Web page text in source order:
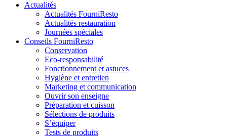
Actualités
Actualités FourniResto
Actualités restauration
Journées spéciales
Conseils FourniResto
Conservation
Eco-responsabilité
Fonctionnement et astuces
Hygiène et entretien
Marketing et communication
Ouvrir son enseigne
Préparation et cuisson
Sélections de produits
S’équiper
Tests de produits